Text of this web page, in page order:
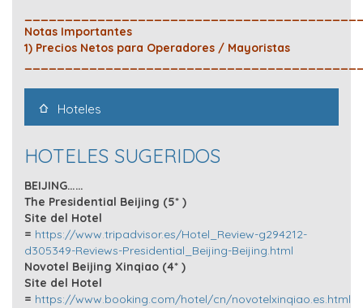
Notas Importantes
1) Precios Netos para Operadores / Mayoristas
Hoteles
HOTELES SUGERIDOS
BEIJING……
The Presidential Beijing (5* )
Site del Hotel
= https://www.tripadvisor.es/Hotel_Review-g294212-
d305349-Reviews-Presidential_Beijing-Beijing.html
Novotel Beijing Xinqiao (4* )
Site del Hotel
= https://www.booking.com/hotel/cn/novotelxinqiao.es.html